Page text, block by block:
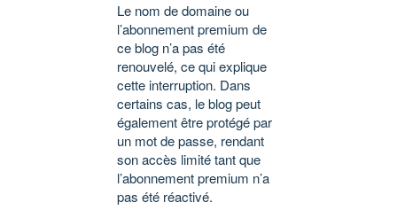
Le nom de domaine ou
l’abonnement premium de
ce blog n’a pas été
renouvelé, ce qui explique
cette interruption. Dans
certains cas, le blog peut
également être protégé par
un mot de passe, rendant
son accès limité tant que
l’abonnement premium n’a
pas été réactivé.